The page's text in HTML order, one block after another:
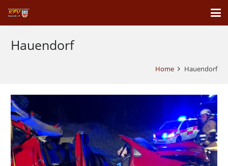
Hauendorf
Home Hauendorf